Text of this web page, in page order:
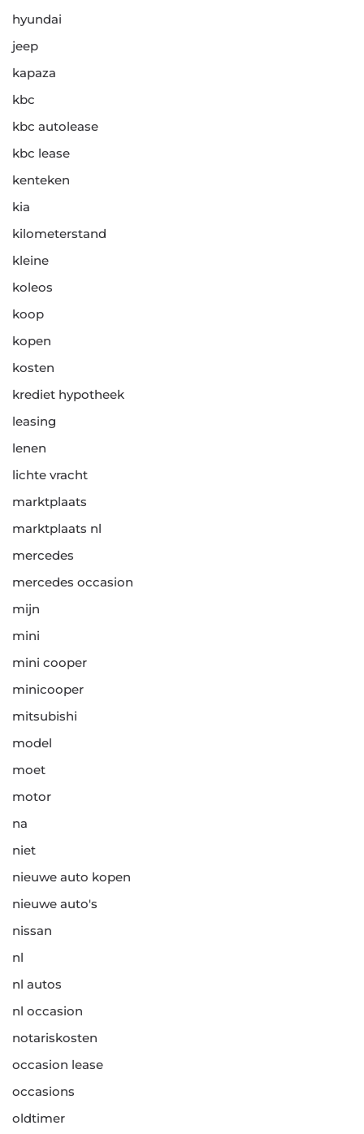
hyundai
jeep
kapaza
kbc
kbc autolease
kbc lease
kenteken
kia
kilometerstand
kleine
koleos
koop
kopen
kosten
krediet hypotheek
leasing
lenen
lichte vracht
marktplaats
marktplaats nl
mercedes
mercedes occasion
mijn
mini
mini cooper
minicooper
mitsubishi
model
moet
motor
na
niet
nieuwe auto kopen
nieuwe auto's
nissan
nl
nl autos
nl occasion
notariskosten
occasion lease
occasions
oldtimer